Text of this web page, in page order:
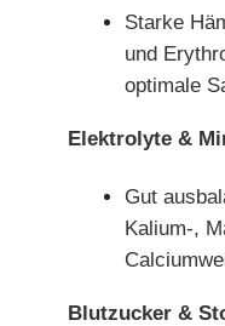
Starke
und
optimale
Elektrolyte &
Gut
Kalium-,
Blutzucker &